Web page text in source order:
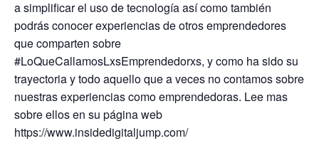
a simplificar el uso de tecnología asícomo también
podrás conocer experiencias de otros emprendedores
que comparten sobre
#LoQueCallamosLxsEmprendedorxs, y como ha sido su
trayectoria y todo aquello que a veces no contamos sobre
nuestras experiencias como emprendedoras. Lee mas
sobre ellos en su página web
https://www.insidedigitaljump.com/